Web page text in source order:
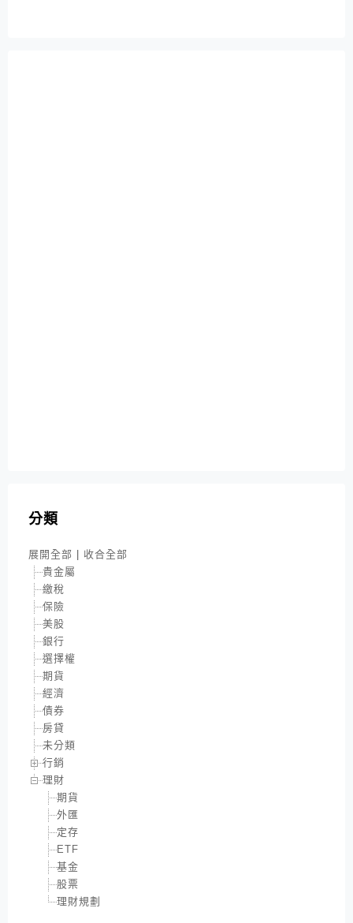
分類
展開全部
收合全部
貴金屬
繳稅
保險
美股
銀行
選擇權
期貨
經濟
債券
房貸
未分類
行銷
理財
期貨
外匯
定存
ETF
基金
股票
理財規劃